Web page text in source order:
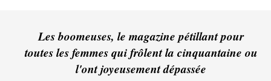
Les boomeuses, le magazine pétillant pour
toutes les femmes qui frôlent la cinquantaine ou
l'ont joyeusement dépassée